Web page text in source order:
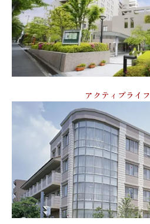
アクティブライ